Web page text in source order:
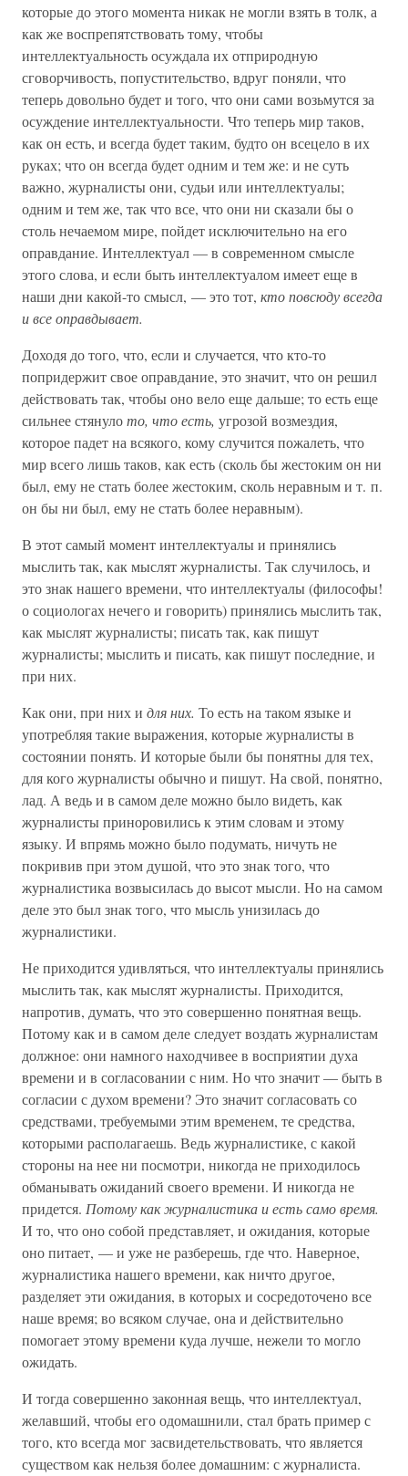
которые до этого момента никак не могли взять в толк, а
как же воспрепятствовать тому, чтобы
интеллектуальность осуждала их отприродную
сговорчивость, попустительство, вдруг поняли, что
теперь довольно будет и того, что они сами возьмутся за
осуждение интеллектуальности. Что теперь мир таков,
как он есть, и всегда будет таким, будто он всецело в их
руках; что он всегда будет одним и тем же: и не суть
важно, журналисты они, судьи или интеллектуалы;
одним и тем же, так что все, что они ни сказали бы о
столь нечаемом мире, пойдет исключительно на его
оправдание. Интеллектуал — в современном смысле
этого слова, и если быть интеллектуалом имеет еще в
наши дни какой-то смысл, — это тот, кто повсюду всегда
и все оправдывает.
Доходя до того, что, если и случается, что кто-то
попридержит свое оправдание, это значит, что он решил
действовать так, чтобы оно вело еще дальше; то есть еще
сильнее стянулото, что есть, угрозой возмездия,
которое падет на всякого, кому случится пожалеть, что
мир всего лишь таков, как есть (сколь бы жестоким он ни
был, ему не стать более жестоким, сколь неравным и т. п.
он бы ни был, ему не стать более неравным).
В этот самый момент интеллектуалы и принялись
мыслить так, как мыслят журналисты. Так случилось, и
это знак нашего времени, что интеллектуалы (философы!
о социологах нечего и говорить) принялись мыслить так,
как мыслят журналисты; писать так, как пишут
журналисты; мыслить и писать, как пишут последние, и
при них.
Как они, при них и для них. То есть на таком языке и
употребляя такие выражения, которые журналисты в
состоянии понять. И которые были бы понятны для тех,
для кого журналисты обычно и пишут. На свой, понятно,
лад. А ведь и в самом деле можно было видеть, как
журналисты приноровились к этим словам и этому
языку. И впрямь можно было подумать, ничуть не
покривив при этом душой, что это знак того, что
журналистика возвысилась до высот мысли. Но на самом
деле это был знак того, что мысль унизилась до
журналистики.
Не приходится удивляться, что интеллектуалы принялись
мыслить так, как мыслят журналисты. Приходится,
напротив, думать, что это совершенно понятная вещь.
Потому как и в самом деле следует воздать журналистам
должное: они намного находчивее в восприятии духа
времени и в согласовании с ним. Но что значит — быть в
согласии с духом времени? Это значит согласовать со
средствами, требуемыми этим временем, те средства,
которыми располагаешь. Ведь журналистике, с какой
стороны на нее ни посмотри, никогда не приходилось
обманывать ожиданий своего времени. И никогда не
придется. Потому как журналистика и есть само время.
И то, что оно собой представляет, и ожидания, которые
оно питает, — и уже не разберешь, где что. Наверное,
журналистика нашего времени, как ничто другое,
разделяет эти ожидания, в которых и сосредоточено все
наше время; во всяком случае, она и действительно
помогает этому времени куда лучше, нежели то могло
ожидать.
И тогда совершенно законная вещь, что интеллектуал,
желавший, чтобы его одомашнили, стал брать пример с
того, кто всегда мог засвидетельствовать, что является
существом как нельзя более домашним: с журналиста.